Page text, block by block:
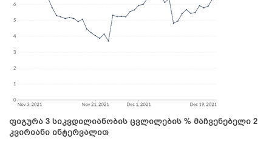
ფიგურა 3 სიკვდილიანობის ცვლილების % მაჩვენებელი 2
კვირიანი ინტერვალით